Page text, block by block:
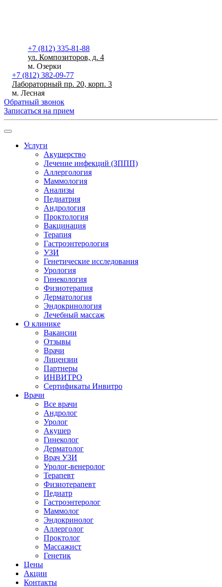
+7 (812) 335-81-88
ул. Композиторов, д. 4
м. Озерки
+7 (812) 382-09-77
Лабораторный пр. 20, корп. 3
м. Лесная
Обратный звонок
Записаться на прием
Услуги
Акушерство
Лечение инфекций (ЗППП)
Аллергология
Маммология
Анализы
Педиатрия
Андрология
Проктология
Вакцинация
Терапия
Гастроэнтерология
УЗИ
Генетические исследования
Урология
Гинекология
Физиотерапия
Дерматология
Эндокринология
Лечебный массаж
О клинике
Вакансии
Отзывы
Врачи
Лицензии
Партнеры
ИНВИТРО
Сертификаты Инвитро
Врачи
Все врачи
Андролог
Уролог
Акушер
Гинеколог
Дерматолог
Врач УЗИ
Уролог-венеролог
Терапевт
Физиотерапевт
Педиатр
Гастроэнтеролог
Маммолог
Эндокринолог
Аллерголог
Проктолог
Массажист
Генетик
Цены
Акции
Контакты